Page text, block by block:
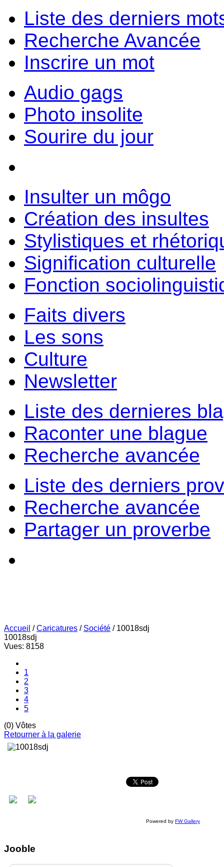
Liste des derniers
Recherche Avancée
Inscrire un mot
Audio gags
Photo insolite
Sourire du jour
Insulter un môgo
Création des insultes
Stylistiques et
Signification culturelle
Fonction
Faits divers
Les sons
Culture
Newsletter
Liste des dernieres
Raconter une blague
Recherche avancée
Liste des derniers
Recherche avancée
Partager un proverbe
Accueil /Caricatures / Société / 10018sdj
10018sdj
Vues: 8158
1
2
3
4
5
(0) Vôtes
Retourner à la galerie
Powered by FW Gallery
Jooble